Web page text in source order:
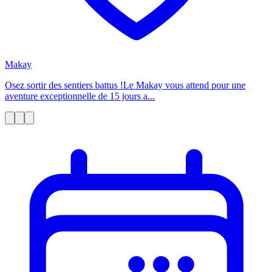
Makay
Osez sortir des sentiers battus !Le Makay vous attend pour une
aventure exceptionnelle de 15 jours a...